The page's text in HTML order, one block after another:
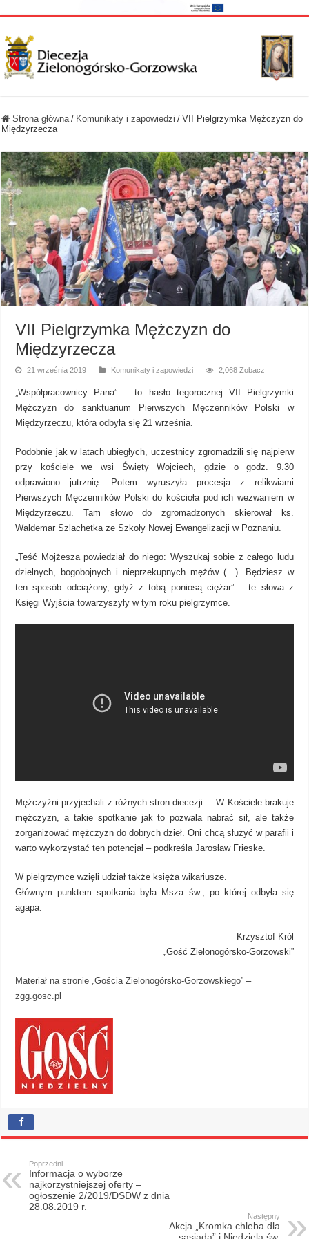
Strona główna / Komunikaty i zapowiedzi / VII Pielgrzymka Mężczyzn do
Międzyrzecza
VII Pielgrzymka Mężczyzn do
Międzyrzecza
21 września 2019 Komunikaty i zapowiedzi 2,068 Zobacz
„Współpracownicy Pana” – to hasło tegorocznej VII Pielgrzymki
Mężczyzn do sanktuarium Pierwszych Męczenników Polski w
Międzyrzeczu, która odbyła się 21 września.
Podobnie jak w latach ubiegłych, uczestnicy zgromadzili się najpierw
przy kościele we wsi Święty Wojciech, gdzie o godz. 9.30
odprawiono jutrznię. Potem wyruszyła procesja z relikwiami
Pierwszych Męczenników Polski do kościoła pod ich wezwaniem w
Międzyrzeczu. Tam słowo do zgromadzonych skierował ks.
Waldemar Szlachetka ze Szkoły Nowej Ewangelizacji w Poznaniu.
„Teść Mojżesza powiedział do niego: Wyszukaj sobie z całego ludu
dzielnych, bogobojnych i nieprzekupnych mężów (…). Będziesz w
ten sposób odciążony, gdyż z tobą poniosą ciężar” – te słowa z
Księgi Wyjścia towarzyszyły w tym roku pielgrzymce.
Mężczyźni przyjechali z różnych stron diecezji. – W Kościele brakuje
mężczyzn, a takie spotkanie jak to pozwala nabrać sił, ale także
zorganizować mężczyzn do dobrych dzieł. Oni chcą służyć w parafii i
warto wykorzystać ten potencjał – podkreśla Jarosław Frieske.
W pielgrzymce wzięli udział także księża wikariusze.
Głównym punktem spotkania była Msza św., po której odbyła się
agapa.
Krzysztof Król
„Gość Zielonogórsko-Gorzowski”
Materiał na stronie „Gościa Zielonogórsko-Gorzowskiego” –
zgg.gosc.pl
Poprzedni
Informacja o wyborze
najkorzystniejszej oferty –
ogłoszenie 2/2019/DSDW z dnia
28.08.2019 r.
Następny
Akcja „Kromka chleba dla
sąsiada” i Niedziela św.